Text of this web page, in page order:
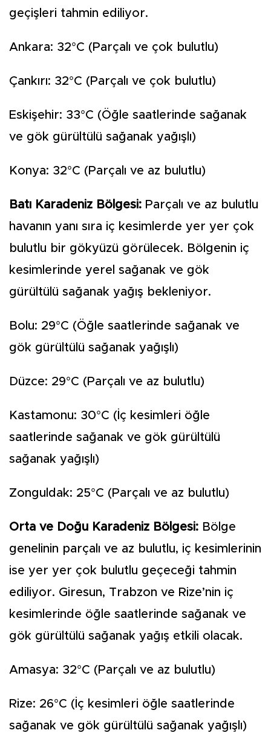
geçişleri tahmin ediliyor.
Ankara: 32°C (Parçalı ve çok bulutlu)
Çankırı: 32°C (Parçalı ve çok bulutlu)
Eskişehir: 33°C (Öğle saatlerinde sağanak
ve gök gürültülü sağanak yağışlı)
Konya: 32°C (Parçalı ve az bulutlu)
Batı Karadeniz Bölgesi: Parçalı ve az bulutlu
havanın yanı sıra iç kesimlerde yer yer çok
bulutlu bir gökyüzü görülecek. Bölgenin iç
kesimlerinde yerel sağanak ve gök
gürültülü sağanak yağış bekleniyor.
Bolu: 29°C (Öğle saatlerinde sağanak ve
gök gürültülü sağanak yağışlı)
Düzce: 29°C (Parçalı ve az bulutlu)
Kastamonu: 30°C (İç kesimleri öğle
saatlerinde sağanak ve gök gürültülü
sağanak yağışlı)
Zonguldak: 25°C (Parçalı ve az bulutlu)
Orta ve Doğu Karadeniz Bölgesi: Bölge
genelinin parçalı ve az bulutlu, iç kesimlerinin
ise yer yer çok bulutlu geçeceği tahmin
ediliyor. Giresun, Trabzon ve Rize’nin iç
kesimlerinde öğle saatlerinde sağanak ve
gök gürültülü sağanak yağış etkili olacak.
Amasya: 32°C (Parçalı ve az bulutlu)
Rize: 26°C (İç kesimleri öğle saatlerinde
sağanak ve gök gürültülü sağanak yağışlı)